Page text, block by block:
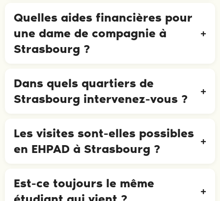
Quelles aides financières pour
une dame de compagnie à
Strasbourg ?
Dans quels quartiers de
Strasbourg intervenez-vous ?
Les visites sont-elles possibles
en EHPAD à Strasbourg ?
Est-ce toujours le même